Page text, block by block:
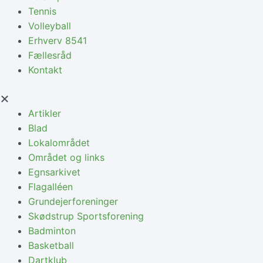
Tennis
Volleyball
Erhverv 8541
Fællesråd
Kontakt
Artikler
Blad
Lokalområdet
Området og links
Egnsarkivet
Flagalléen
Grundejerforeninger
Skødstrup Sportsforening
Badminton
Basketball
Dartklub